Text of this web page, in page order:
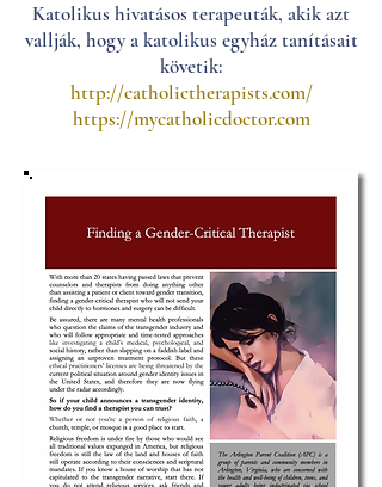
Katolikus hivatásos terapeuták, akik azt
vallják, hogy a katolikus egyház tanításait
követik:
http://catholictherapists.com/
https://mycatholicdoctor.com